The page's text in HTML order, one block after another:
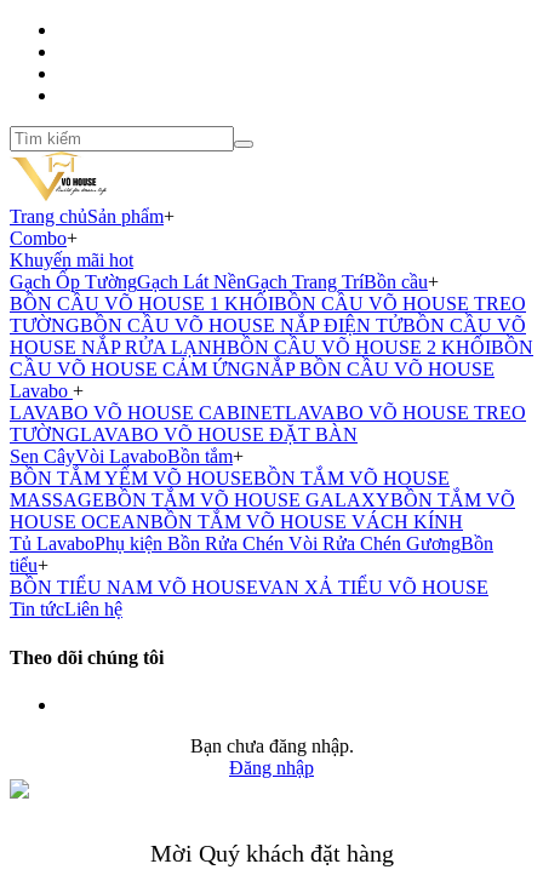
Trang chủSản phẩm+
Combo+
Khuyến mãi hot
Gạch Ốp TườngGạch Lát NềnGạch Trang TríBồn cầu+
BỒN CẦU VÕ HOUSE 1 KHỐIBỒN CẦU VÕ HOUSE TREO
TƯỜNGBỒN CẦU VÕ HOUSE NẮP ĐIỆN TỬBỒN CẦU VÕ
HOUSE NẮP RỬA LẠNHBỒN CẦU VÕ HOUSE 2 KHỐIBỒN
CẦU VÕ HOUSE CẢM ỨNGNẮP BỒN CẦU VÕ HOUSE
Lavabo +
LAVABO VÕ HOUSE CABINETLAVABO VÕ HOUSE TREO
TƯỜNGLAVABO VÕ HOUSE ĐẶT BÀN
Sen CâyVòi LavaboBồn tắm+
BỒN TẮM YẾM VÕ HOUSEBỒN TẮM VÕ HOUSE
MASSAGEBỒN TẮM VÕ HOUSE GALAXYBỒN TẮM VÕ
HOUSE OCEANBỒN TẮM VÕ HOUSE VÁCH KÍNH
Tủ LavaboPhụ kiện Bồn Rửa Chén Vòi Rửa Chén GươngBồn
tiểu+
BỒN TIỂU NAM VÕ HOUSEVAN XẢ TIỂU VÕ HOUSE
Tin tứcLiên hệ
Theo dõi chúng tôi
Bạn chưa đăng nhập.
Đăng nhập
Mời Quý khách đặt hàng